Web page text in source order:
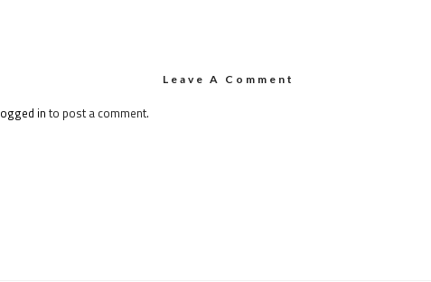
Leave A Comment
in to post a comment.